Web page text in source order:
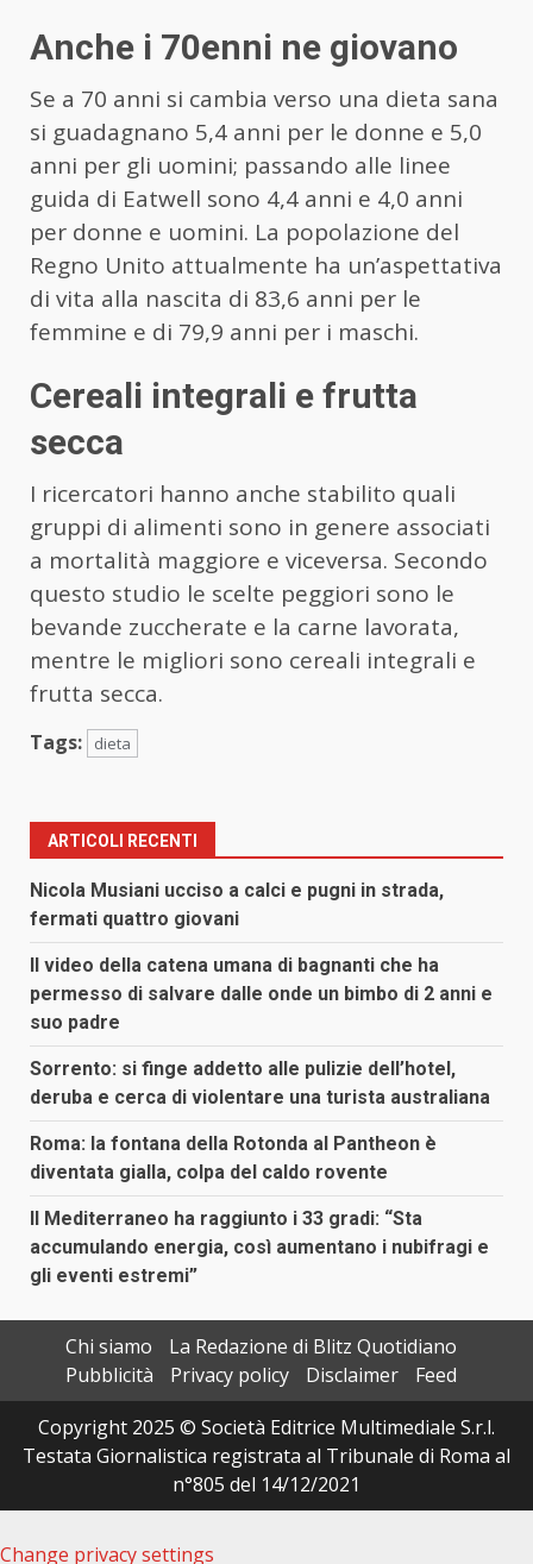
Anche i 70enni ne giovano
Se a 70 anni si cambia verso una dieta sana
si guadagnano 5,4 anni per le donne e 5,0
anni per gli uomini; passando alle linee
guida di Eatwell sono 4,4 anni e 4,0 anni
per donne e uomini. La popolazione del
Regno Unito attualmente ha un’aspettativa
di vita alla nascita di 83,6 anni per le
femmine e di 79,9 anni per i maschi.
Cereali integrali e frutta
secca
I ricercatori hanno anche stabilito quali
gruppi di alimenti sono in genere associati
a mortalità maggiore e viceversa. Secondo
questo studio le scelte peggiori sono le
bevande zuccherate e la carne lavorata,
mentre le migliori sono cereali integrali e
frutta secca.
Tags: dieta
ARTICOLI RECENTI
Nicola Musiani ucciso a calci e pugni in strada,
fermati quattro giovani
Il video della catena umana di bagnanti che ha
permesso di salvare dalle onde un bimbo di 2 anni e
suo padre
Sorrento: si finge addetto alle pulizie dell’hotel,
deruba e cerca di violentare una turista australiana
Roma: la fontana della Rotonda al Pantheon è
diventata gialla, colpa del caldo rovente
Il Mediterraneo ha raggiunto i 33 gradi: “Sta
accumulando energia, così aumentano i nubifragi e
gli eventi estremi”
Chi siamo
La Redazione di Blitz Quotidiano
Pubblicità
Privacy policy Disclaimer
Feed
Copyright 2025 © Società Editrice Multimediale S.r.l.
Testata Giornalistica registrata al Tribunale di Roma al
n°805 del 14/12/2021
Change privacy settings